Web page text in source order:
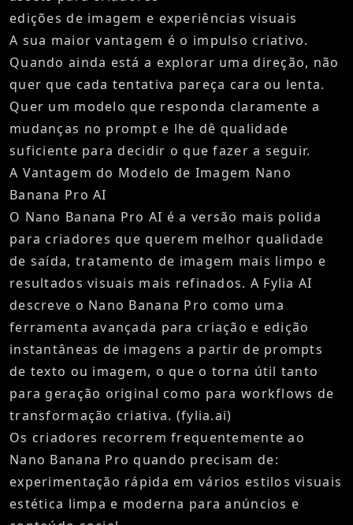
edições de imagem e experiências visuais
A sua maior vantagem é o impulso criativo.
Quando ainda está a explorar uma direção, não
quer que cada tentativa pareça cara ou lenta.
Quer um modelo que responda claramente a
mudanças no prompt e lhe dê qualidade
suficiente para decidir o que fazer a seguir.
A Vantagem do Modelo de Imagem Nano
Banana Pro AI
O Nano Banana Pro AI é a versão mais polida
para criadores que querem melhor qualidade
de saída, tratamento de imagem mais limpo e
resultados visuais mais refinados. A Fylia AI
descreve o Nano Banana Pro como uma
ferramenta avançada para criação e edição
instantâneas de imagens a partir de prompts
de texto ou imagem, o que o torna útil tanto
para geração original como para workflows de
transformação criativa. (fylia.ai)
Os criadores recorrem frequentemente ao
Nano Banana Pro quando precisam de:
experimentação rápida em vários estilos visuais
estética limpa e moderna para anúncios e